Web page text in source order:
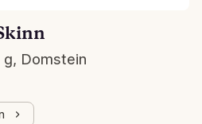
g, Domstein